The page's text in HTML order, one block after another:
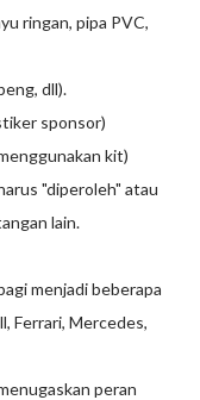
ringan, pipa PVC,
dll).
sponsor)
kit)
"diperoleh" atau
lain.
menjadi beberapa
Ferrari, Mercedes,
peran